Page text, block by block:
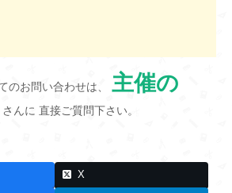
のお問い合わせは、 主催の
さんに 直接ご質問下さい。
X